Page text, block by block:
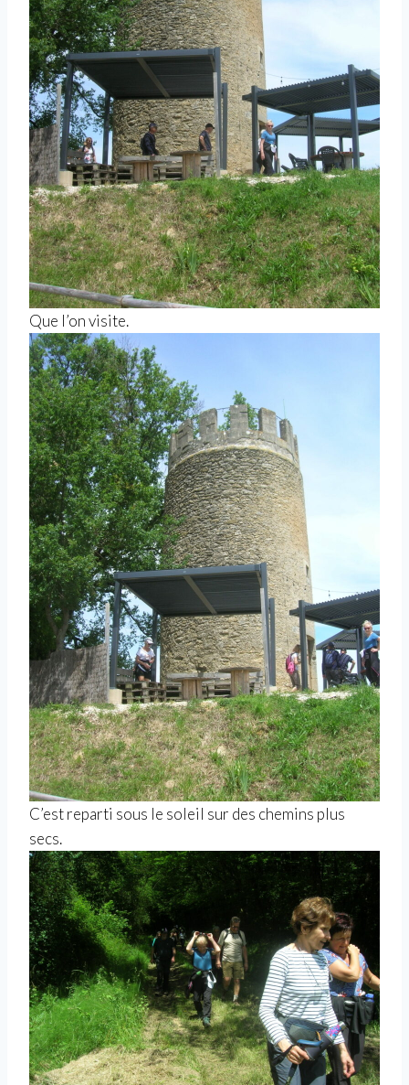
Que l’on visite.
C’est reparti sous le soleil sur des chemins plus
secs.